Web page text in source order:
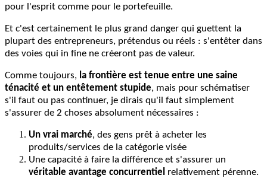
pour l'esprit comme pour le portefeuille.
Et c'est certainement le plus grand danger qui guettent la
plupart des entrepreneurs, prétendus ou réels : s'entêter dans
des voies qui in fine ne créeront pas de valeur.
Comme toujours, la frontière est tenue entre une saine
ténacité et un entêtement stupide, mais pour schématiser
s'il faut ou pas continuer, je dirais qu'il faut simplement
s'assurer de 2 choses absolument nécessaires :
Un vrai marché, des gens prêt à acheter les
produits/services de la catégorie visée
Une capacité à faire la différence et s'assurer un
véritable avantage concurrentiel relativement pérenne.